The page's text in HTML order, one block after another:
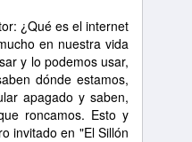
¿Qué es el internet
en nuestra vida
y lo podemos usar,
dónde estamos,
apagado y saben,
roncamos. Esto y
invitado en "El Sillón